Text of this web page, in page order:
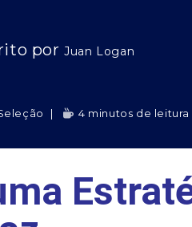
porJuan Logan
4 minutos de leitura